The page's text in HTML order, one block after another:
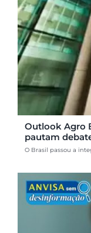
Outlook Agro
pautam
O Brasil passou a